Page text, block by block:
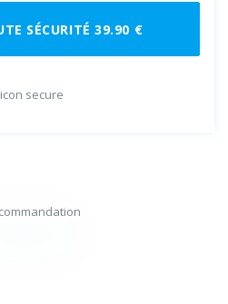
SÉCURITÉ 39.90 €